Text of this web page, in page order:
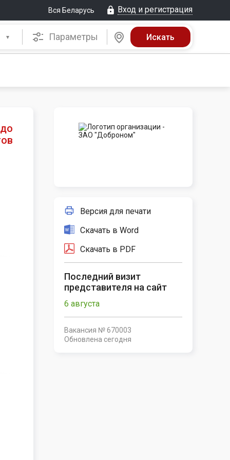
Вся Беларусь Вход и регистрация
Параметры
Версия для печати
Скачать в Word
Скачать в PDF
Последний визит
представителя на сайт
6 августа
Вакансия № 670003
Обновлена сегодня